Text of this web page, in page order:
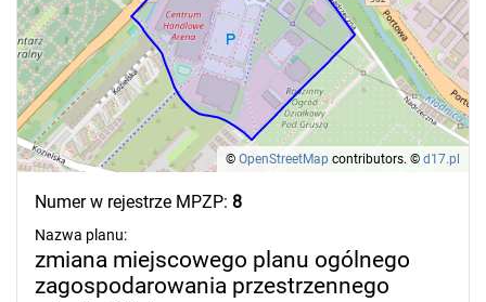
© OpenStreetMap contributors. © d17.pl
Numer w rejestrze MPZP: 8
Nazwa planu:
zmiana miejscowego planu ogólnego
zagospodarowania przestrzennego